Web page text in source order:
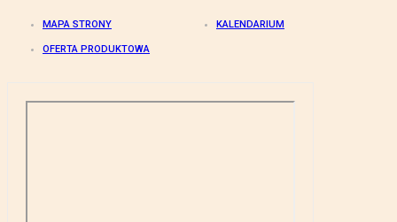
MAPA STRONY KALENDARIUM
OFERTA PRODUKTOWA